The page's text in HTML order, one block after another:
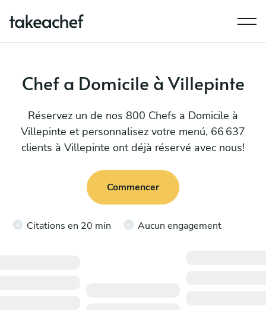
Chef a Domicile à Villepinte
Réservez un de nos 800 Chefs a Domicile à
Villepinte et personnalisez votre menú, 66 637
clients à Villepinte ont déjà réservé avec nous!
Commencer
Citations en 20 min Aucun engagement